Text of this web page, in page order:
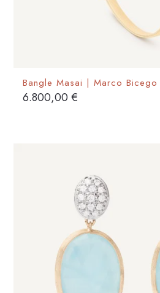
Bangle Masai | Marco Bicego
6.800,00€